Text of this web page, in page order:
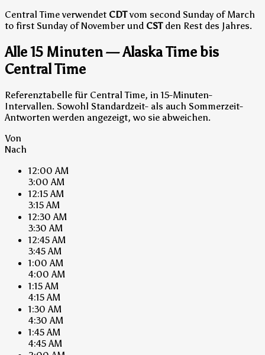
Central Time verwendet CDTvom second Sunday of March
to first Sunday of November und CSTden Rest des Jahres.
Alle 15 Minuten — Alaska Time bis
Central Time
Referenztabelle für Central Time, in 15-Minuten-
Intervallen. Sowohl Standardzeit- als auch Sommerzeit-
Antworten werden angezeigt, wo sie abweichen.
Von
Nach
12:00 AM
3:00 AM
12:15 AM
3:15 AM
12:30 AM
3:30 AM
12:45 AM
3:45 AM
1:00 AM
4:00 AM
1:15 AM
4:15 AM
1:30 AM
4:30 AM
1:45 AM
4:45 AM